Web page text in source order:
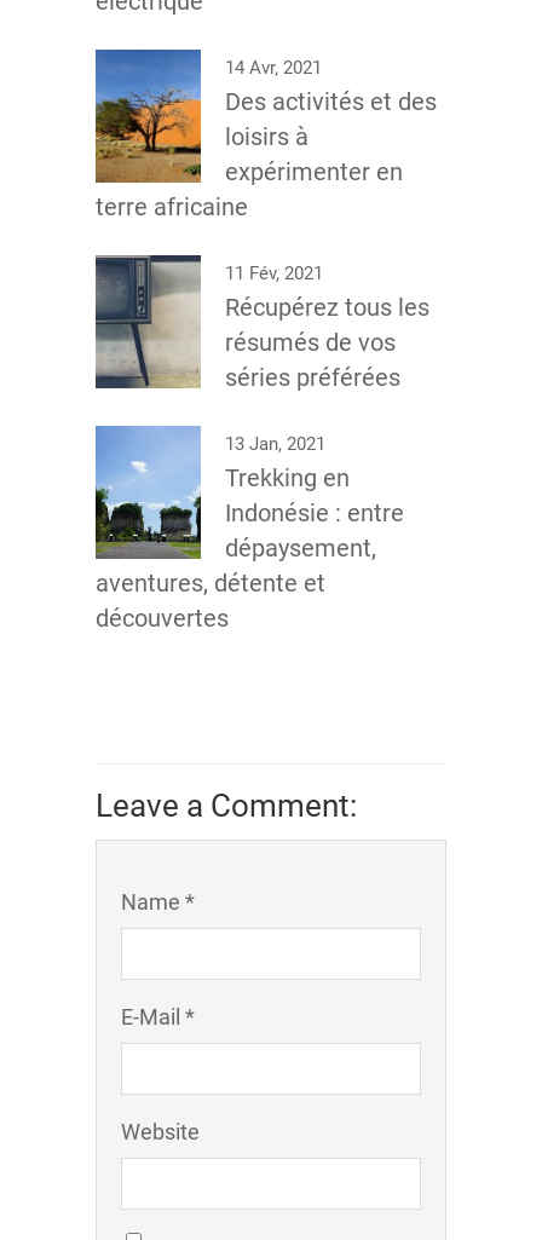
14 Avr, 2021
Des activités et des
loisirs à
expérimenter en
terre africaine
11 Fév, 2021
Récupérez tous les
résumés de vos
séries préférées
13 Jan, 2021
Trekking en
Indonésie : entre
dépaysement,
aventures, détente et
découvertes
Leave a Comment:
Name *
E-Mail *
Website